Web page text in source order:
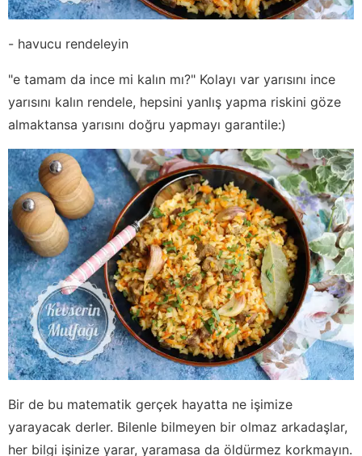
- havucu rendeleyin
"e tamam da ince mi kalın mı?" Kolayı var yarısını ince
yarısını kalın rendele, hepsini yanlış yapma riskini göze
almaktansa yarısını doğru yapmayı garantile:)
Bir de bu matematik gerçek hayatta ne işimize
yarayacak derler. Bilenle bilmeyen bir olmaz arkadaşlar,
her bilgi işinize yarar, yaramasa da öldürmez korkmayın.